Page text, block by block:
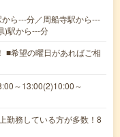
ら---分／周船寺駅から---
)駅から---分
■希望の曜日があればご相
～13:00(2)10:00～
勤務している方が多数！8